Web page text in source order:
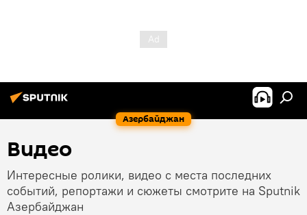
Азербайджан
Видео
Интересные ролики, видео с места последних
событий, репортажи и сюжеты смотрите на Sputnik
Азербайджан